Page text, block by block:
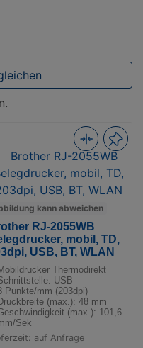
kann abweichen
RJ-2055WB
mobil, TD,
USB, BT, WLAN
Thermodirekt
USB
Punkte/mm (203dpi)
(max.): 48 mm
(max.): 101,6
Sek
auf Anfrage